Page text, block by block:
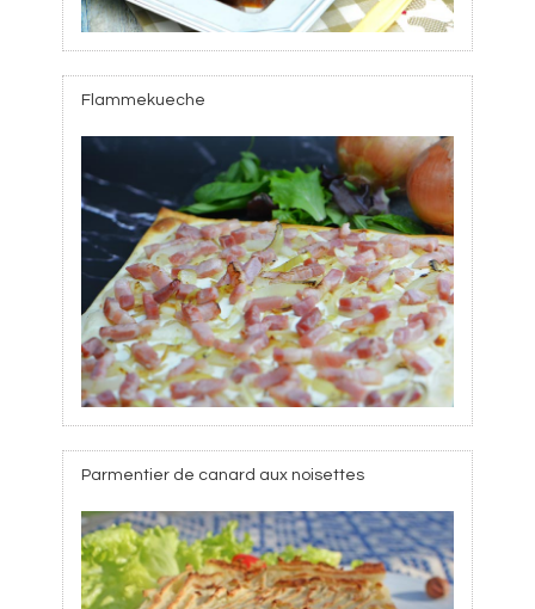
Flammekueche
Parmentier de canard aux noisettes